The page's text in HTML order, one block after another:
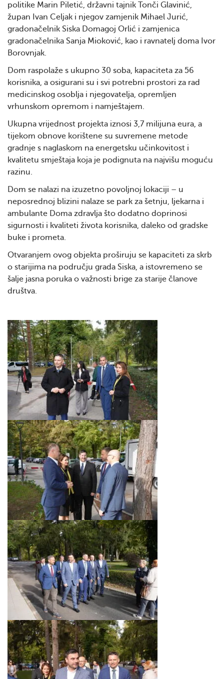
politike Marin Piletić, državni tajnik Tonči Glavinić,
župan Ivan Celjak i njegov zamjenik Mihael Jurić,
gradonačelnik Siska Domagoj Orlić i zamjenica
gradonačelnika Sanja Mioković, kao i ravnatelj doma Ivor
Borovnjak.
Dom raspolaže s ukupno 30 soba, kapaciteta za 56
korisnika, a osigurani su i svi potrebni prostori za rad
medicinskog osoblja i njegovatelja, opremljen
vrhunskom opremom i namještajem.
Ukupna vrijednost projekta iznosi 3,7 milijuna eura, a
tijekom obnove korištene su suvremene metode
gradnje s naglaskom na energetsku učinkovitost i
kvalitetu smještaja koja je podignuta na najvišu moguću
razinu.
Dom se nalazi na izuzetno povoljnoj lokaciji – u
neposrednoj blizini nalaze se park za šetnju, ljekarna i
ambulante Doma zdravlja što dodatno doprinosi
sigurnosti i kvaliteti života korisnika, daleko od gradske
buke i prometa.
Otvaranjem ovog objekta proširuju se kapaciteti za skrb
o starijima na području grada Siska, a istovremeno se
šalje jasna poruka o važnosti brige za starije članove
društva.